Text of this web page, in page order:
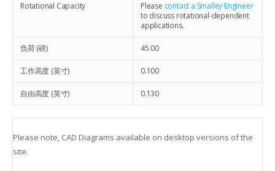
Rotational Capacity Please contact a Smalley Engineer
to discuss rotational-dependent
applications.
负荷 (磅) 45.00
工作高度 (英寸) 0.100
自由高度 (英寸) 0.130
Please note, CAD Diagrams available on desktop versions of the
site.